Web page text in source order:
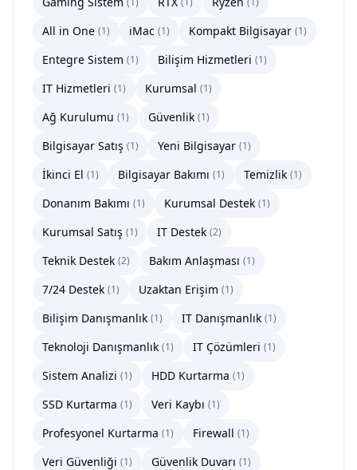
All in One (1) iMac (1) Kompakt Bilgisayar (1)
Entegre Sistem (1) Bilişim Hizmetleri (1)
IT Hizmetleri (1) Kurumsal (1)
Ağ Kurulumu (1) Güvenlik (1)
Bilgisayar Satış (1) Yeni Bilgisayar (1)
İkinci El (1) Bilgisayar Bakımı (1) Temizlik (1)
Donanım Bakımı (1) Kurumsal Destek (1)
Kurumsal Satış (1) IT Destek (2)
Teknik Destek (2) Bakım Anlaşması (1)
7/24 Destek (1) Uzaktan Erişim (1)
Bilişim Danışmanlık (1) IT Danışmanlık (1)
Teknoloji Danışmanlık (1) IT Çözümleri (1)
Sistem Analizi (1) HDD Kurtarma (1)
SSD Kurtarma (1) Veri Kaybı (1)
Profesyonel Kurtarma (1) Firewall (1)
Veri Güvenliği (1) Güvenlik Duvarı (1)